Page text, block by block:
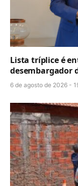
Lista tríplice é
desembargador
6 de agosto de 2026 -